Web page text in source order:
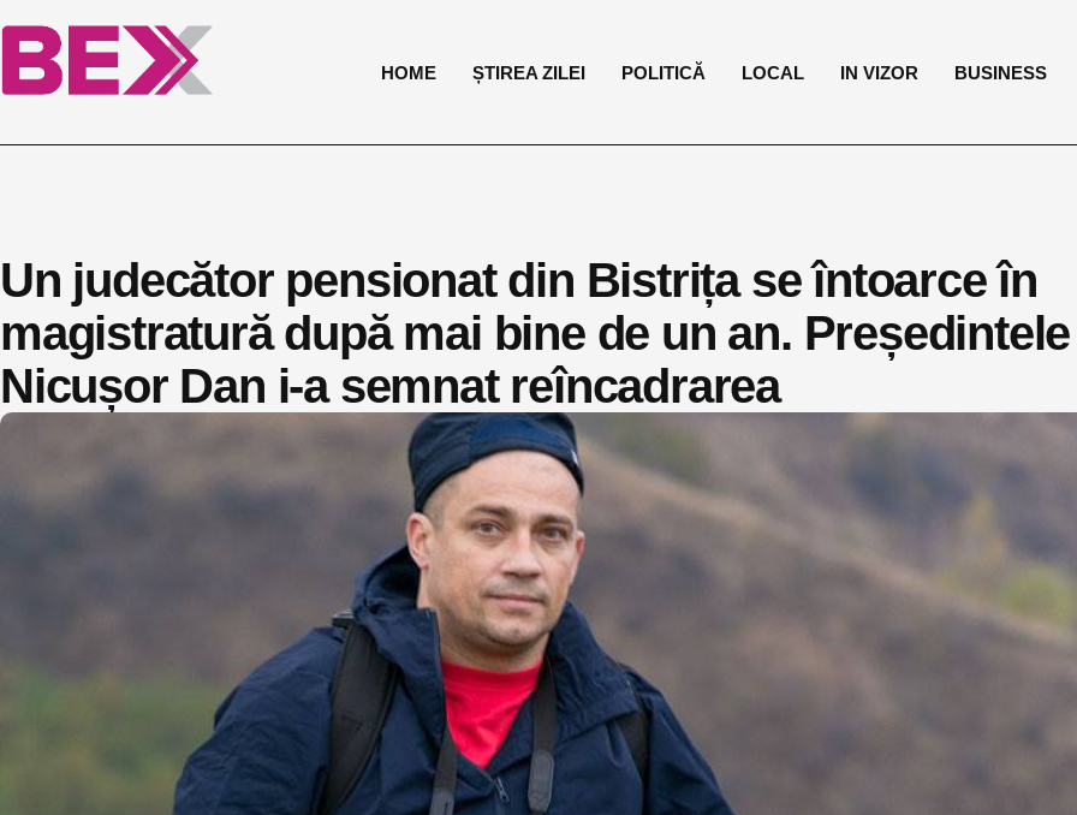
HOME ȘTIREA ZILEI POLITICĂ LOCAL IN VIZOR BUSINESS
Un judecător pensionat din Bistrița se întoarce în
magistratură după mai bine de un an. Președintele
Nicușor Dan i-a semnat reîncadrarea